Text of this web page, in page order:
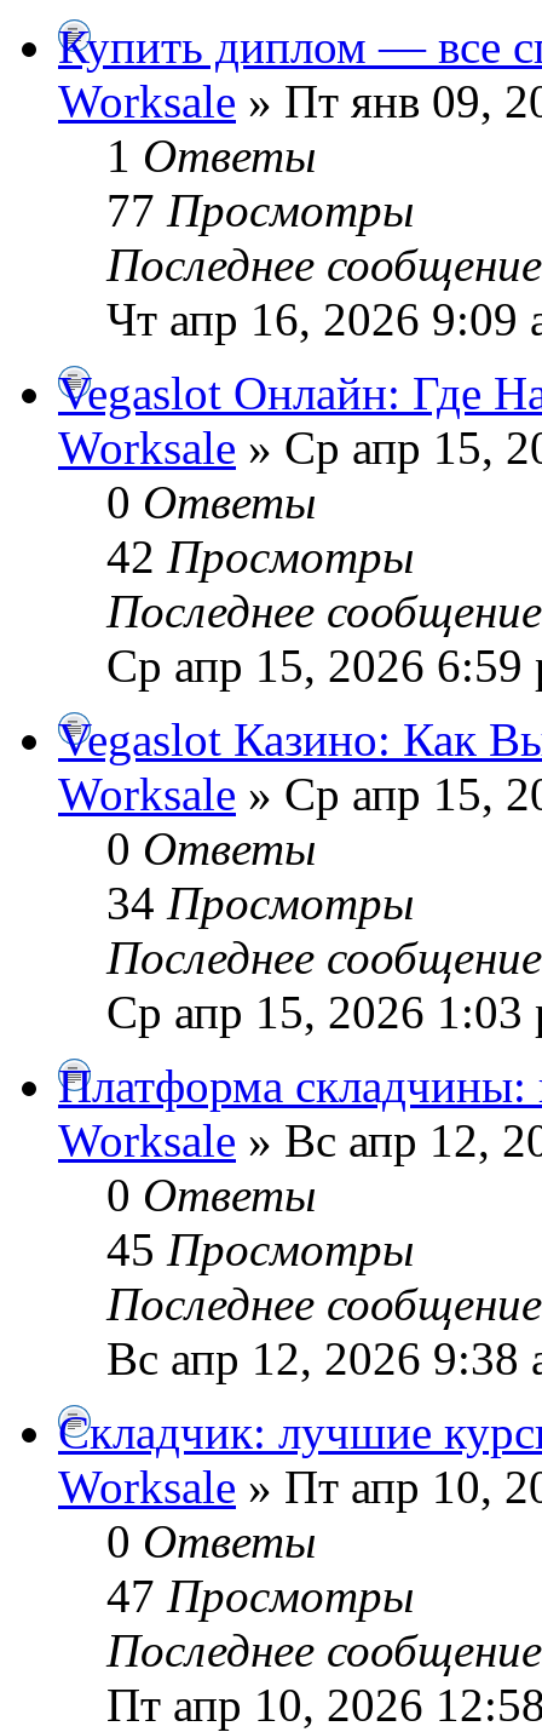
Купить диплом — все
Worksale » Пт янв 09,
1 Ответы
77 Просмотры
Последнее
Чт апр 16, 2026 9:09
Vegaslot Онлайн: Где
Worksale » Ср апр 15,
0 Ответы
42 Просмотры
Последнее
Ср апр 15, 2026 6:59
Vegaslot Казино: Как
Worksale » Ср апр 15,
0 Ответы
34 Просмотры
Последнее
Ср апр 15, 2026 1:03
Платформа складчины:
Worksale » Вс апр 12,
0 Ответы
45 Просмотры
Последнее
Вс апр 12, 2026 9:38
Складчик: лучшие
Worksale » Пт апр 10,
0 Ответы
47 Просмотры
Последнее
Пт апр 10, 2026